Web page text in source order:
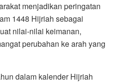
menjadikan peringatan
1448 Hijriah sebagai
nilai-nilai keimanan,
perubahan ke arah yang
dalam kalender Hijriah